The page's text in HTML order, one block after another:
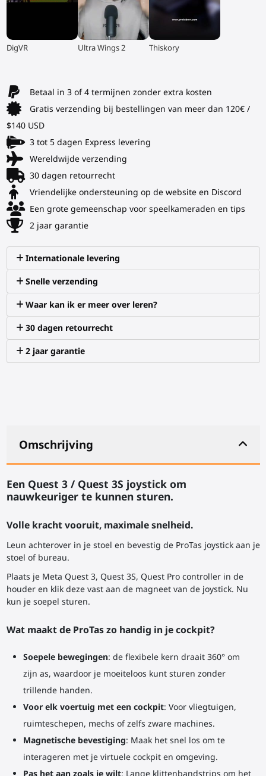
▶
DigVR ▶
Ultra Wings 2 ▶
Thiskory
Betaal in 3 of 4 termijnen zonder extra kosten
Gratis verzending bij bestellingen van meer dan 120€ /
$140 USD
3 tot 5 dagen Express levering
Wereldwijde verzending
30 dagen retourrecht
Vriendelijke ondersteuning op de website en Discord
Een grote gemeenschap voor speelkameraden en tips
2 jaar garantie
Internationale levering
Snelle verzending
Waar kan ik er meer over leren?
30 dagen retourrecht
2 jaar garantie
Omschrijving
Een Quest 3 / Quest 3S joystick om
nauwkeuriger te kunnen sturen.
Volle kracht vooruit, maximale snelheid.
Leun achterover in je stoel en bevestig de ProTas joystick aan je
stoel of bureau.
Plaats je Meta Quest 3, Quest 3S, Quest Pro controller in de
houder en klik deze vast aan de magneet van de joystick. Nu
kun je soepel sturen.
Wat maakt de ProTas zo handig in je cockpit?
Soepele bewegingen: de flexibele kern draait 360° om
zijn as, waardoor je moeiteloos kunt sturen zonder
trillende handen.
Voor elk voertuig met een cockpit: Voor vliegtuigen,
ruimteschepen, mechs of zelfs zware machines.
Magnetische bevestiging: Maak het snel los om te
interageren met je virtuele cockpit en omgeving.
Pas het aan zoals je wilt: Lange klittenbandstrips om het